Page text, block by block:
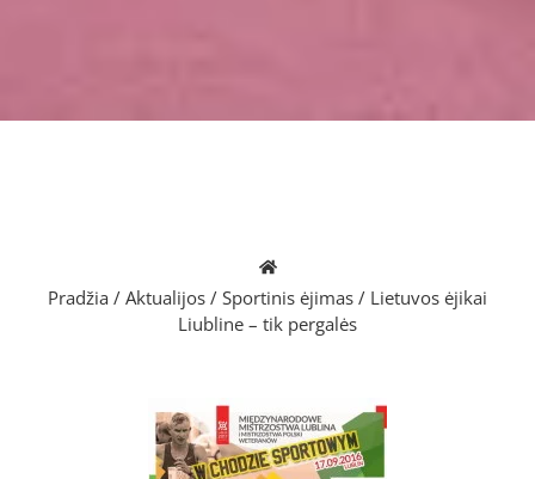
Pradžia / Aktualijos / Sportinis ėjimas / Lietuvos ėjikai
Liubline – tik pergalės